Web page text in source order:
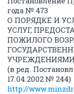
года № 473
О ПОРЯДКЕ И
УСЛУГ,
ПОЖИЛОГО
(в ред.
17.04.2002 № 244)
http://